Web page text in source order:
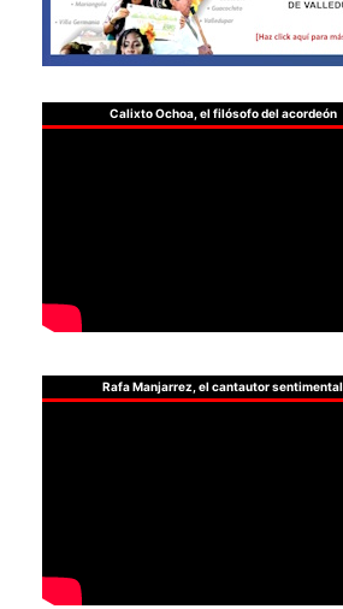
Calixto Ochoa, el filósofo del acordeón
Rafa Manjarrez, el cantautor sentimental